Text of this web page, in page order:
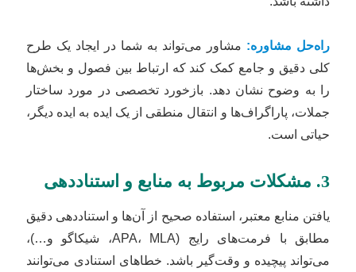
راه‌حل مشاوره:مشاور می‌تواند به شما در ایجاد یک طرح
کلی دقیق و جامع کمک کند که ارتباط بین فصول و بخش‌ها
را به وضوح نشان دهد. بازخورد تخصصی در مورد ساختار
جملات، پاراگراف‌ها و انتقال منطقی از یک ایده به ایده دیگر،
حیاتی است.
یافتن منابع معتبر، استفاده صحیح از آن‌ها و استناددهی دقیق
مطابق با فرمت‌های رایج (APA، MLA، شیکاگو و…)،
می‌تواند پیچیده و وقت‌گیر باشد. خطاهای استنادی می‌توانند